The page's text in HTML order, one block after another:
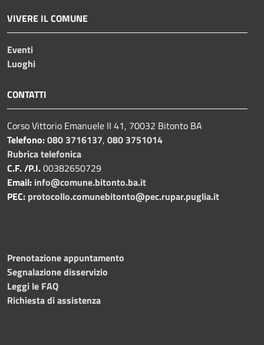
VIVERE IL COMUNE
Eventi
Luoghi
CONTATTI
Corso Vittorio Emanuele II 41, 70032 Bitonto BA
Telefono:080 3716137, 080 3751014
Rubrica telefonica
C.F. /P.I.00382650729
Email: info@comune.bitonto.ba.it
PEC: protocollo.comunebitonto@pec.rupar.puglia.it
Prenotazione appuntamento
Segnalazione disservizio
Leggi le FAQ
Richiesta di assistenza